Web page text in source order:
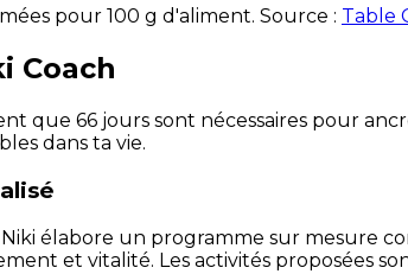
pour 100 g d'aliment. Source : Table
Coach
que 66 jours sont nécessaires pour
dans ta vie.
élabore un programme sur mesure
et vitalité. Les activités proposées